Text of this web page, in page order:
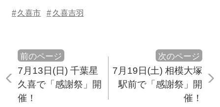
久喜市 久喜吉羽
前のページ
7月13日(日) 千葉星
久喜で「感謝祭」開
催！
次のページ
7月19日(土) 相模大塚
駅前で「感謝祭」開
催！